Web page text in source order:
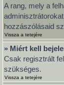
A rang, mely a
hozzászólásaid
Vissza a tetejére
» Miért kell
Csak regisztrált
szükséges.
Vissza a tetejére